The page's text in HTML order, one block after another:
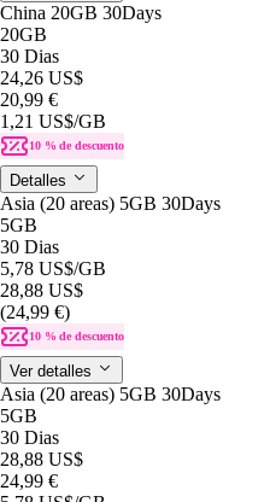
China 20GB 30Days
20GB
30 Dias
24,26 US$
20,99 €
1,21 US$/GB
10 % de descuento
Detalles
Asia (20 areas) 5GB 30Days
5GB
30 Dias
5,78 US$/GB
28,88 US$
(24,99 €)
10 % de descuento
Ver detalles
Asia (20 areas) 5GB 30Days
5GB
30 Dias
28,88 US$
24,99 €